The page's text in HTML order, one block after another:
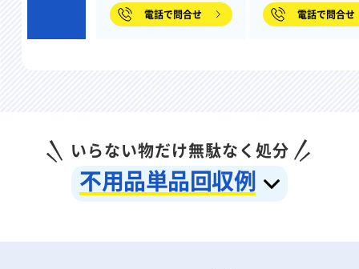
電話で問合せ
電話で問合せ
いらない物だけ無駄なく処分
不用品単品回収例